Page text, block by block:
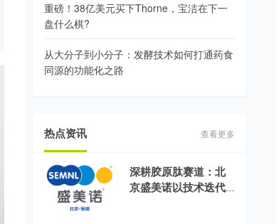
重磅！38亿美元买下Thorne，宝洁在下一
盘什么棋?
从大分子到小分子：发酵技术如何打通药食
同源的功能化之路
热点资讯 查看更多
深耕胶原肽赛道：北
京盛美诺以技术迭代